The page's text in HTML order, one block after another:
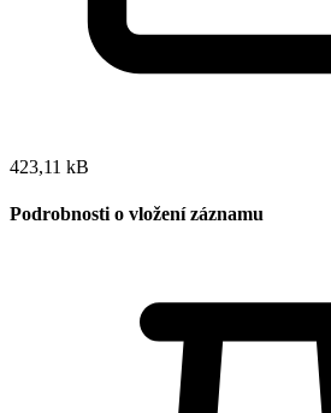
423,11 kB
Podrobnosti o vložení záznamu